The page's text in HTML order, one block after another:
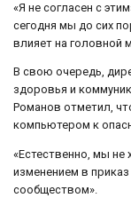
«Я не согласен с
сегодня мы до сих
влияет на головной
В свою очередь,
здоровья и
Романов отметил,
компьютером к
«Естественно, мы не
изменением в
сообществом».